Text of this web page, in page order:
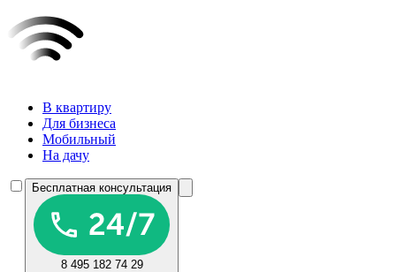
В квартиру
Для бизнеса
Мобильный
На дачу
Бесплатная консультация
8 495 182 74 29